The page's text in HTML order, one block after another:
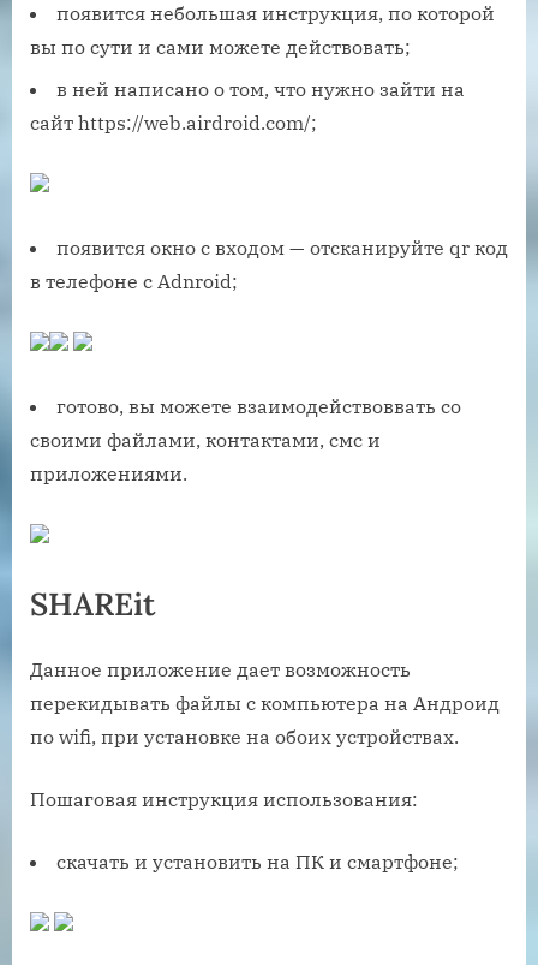
появится небольшая инструкция, по которой
вы по сути и сами можете действовать;
в ней написано о том, что нужно зайти на
сайт https://web.airdroid.com/;
появится окно с входом — отсканируйте qr код
в телефоне с Adnroid;
готово, вы можете взаимодействоввать со
своими файлами, контактами, смс и
приложениями.
SHAREit
Данное приложение дает возможность
перекидывать файлы с компьютера на Андроид
по wifi, при установке на обоих устройствах.
Пошаговая инструкция использования:
скачать и установить на ПК и смартфоне;